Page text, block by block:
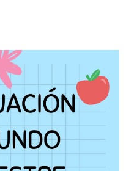
Con mucho entusiasmo
grandioso material.
únicamente lo compartimos
en nuestra labor como
Examenes aquí 👇👇
Grado Evaluación Segundo
Trimestre 3er Grado